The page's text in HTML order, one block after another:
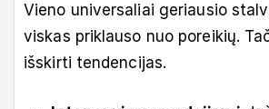
Vieno universaliai geriausio
viskas priklauso nuo poreikių.
išskirti tendencijas.